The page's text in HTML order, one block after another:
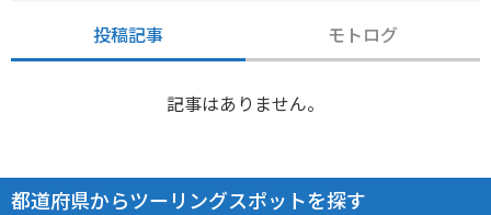
投稿記事 モトログ
記事はありません。
都道府県からツーリングスポットを探す